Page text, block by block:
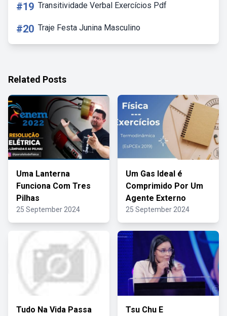
#19 Transitividade Verbal Exercícios Pdf
#20 Traje Festa Junina Masculino
Related Posts
Uma Lanterna
Funciona Com Tres
Pilhas
25 September 2024
Um Gas Ideal é
Comprimido Por Um
Agente Externo
25 September 2024
Tudo Na Vida Passa Tsu Chu E